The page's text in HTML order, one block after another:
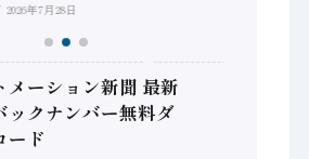
2026年7月28日
メーション新聞 最新
ックナンバー無料ダ
ード